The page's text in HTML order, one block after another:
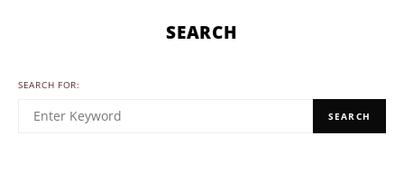
SEARCH
SEARCH FOR:
SEARCH